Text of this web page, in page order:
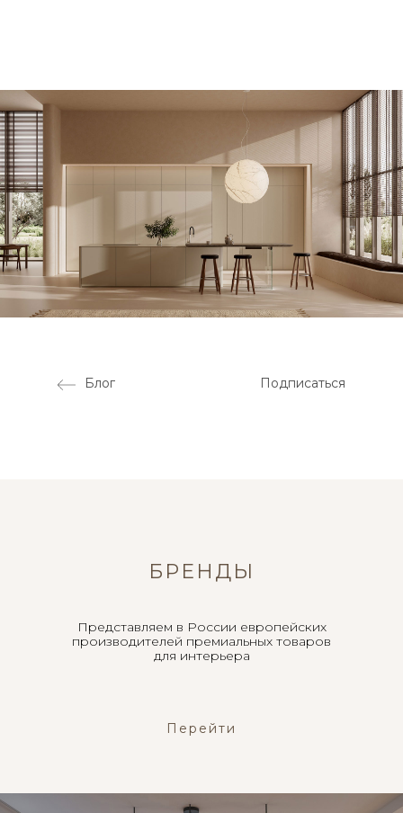
Блог Подписаться
Перейти
Представляем в России европейских
производителей премиальных товаров
для интерьера
БРЕНДЫ